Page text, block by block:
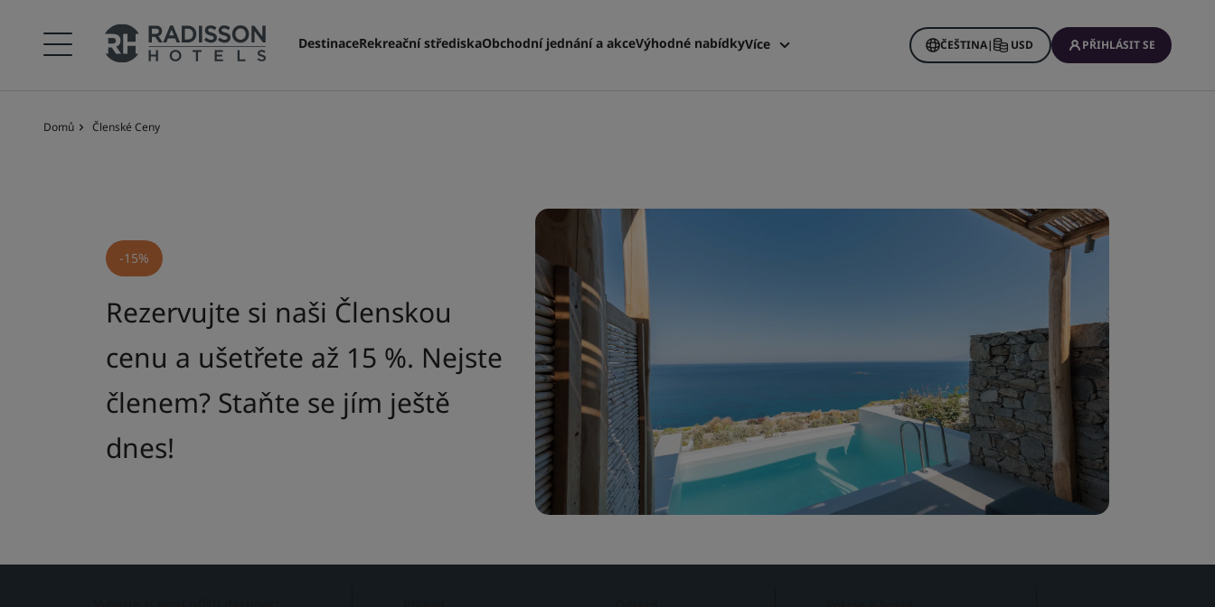
DestinaceRekreační střediskaObchodní jednání a akceVýhodné nabídkyVíce ČEŠTINA| USD PŘIHLÁSIT SE
Domů Členské Ceny
-15%
Rezervujte si naši Členskou
cenu a ušetřete až 15 %. Nejste
členem? Staňte se jím ještě
dnes!